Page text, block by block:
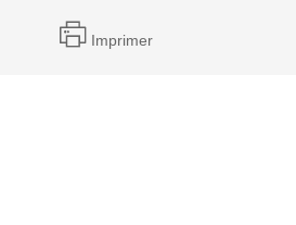
Imprimer